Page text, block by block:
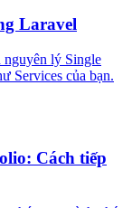
Laravel
nguyên lý Single
Services của bạn.
Cách tiếp